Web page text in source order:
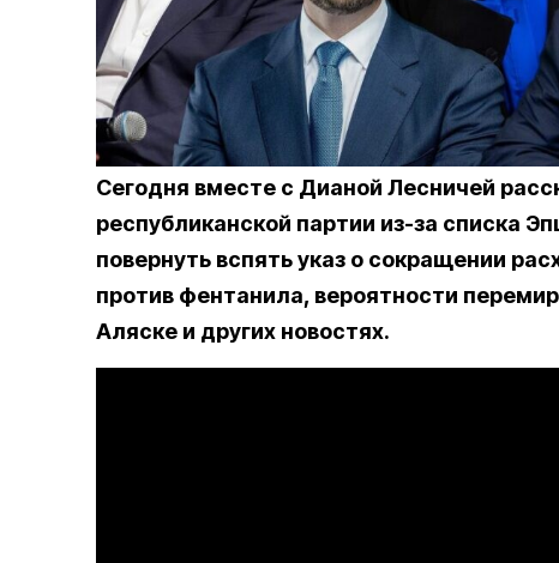
Сегодня вместе с Дианой Лесничей
республиканской партии из-за списка
повернуть вспять указ о сокращении
против фентанила, вероятности
Аляске и других новостях.